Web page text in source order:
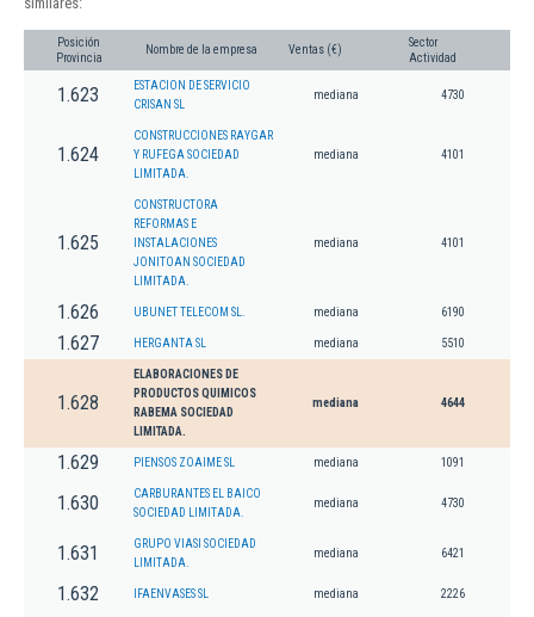
Posición
Provincia
Nombre de la empresa Ventas (€)
Sector
Actividad
1.623
ESTACION DE SERVICIO
CRISAN SL
mediana 4730
1.624
CONSTRUCCIONES RAYGAR
Y RUFEGA SOCIEDAD
LIMITADA.
mediana 4101
1.625
CONSTRUCTORA
REFORMAS E
INSTALACIONES
JONITOAN SOCIEDAD
LIMITADA.
mediana 4101
1.626 UBUNET TELECOM SL. mediana 6190
1.627 HERGANTA SL mediana 5510
1.628
ELABORACIONES DE
PRODUCTOS QUIMICOS
RABEMA SOCIEDAD
LIMITADA.
mediana 4644
1.629 PIENSOS ZOAIME SL mediana 1091
1.630
CARBURANTES EL BAICO
SOCIEDAD LIMITADA.
mediana 4730
1.631
GRUPO VIASI SOCIEDAD
LIMITADA.
mediana 6421
1.632 IFAENVASES SL mediana 2226